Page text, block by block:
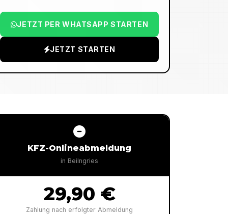
JETZT PER WHATSAPP STARTEN
JETZT STARTEN
KFZ-Onlineabmeldung
in Beilngries
29,90 €
Zahlung nach erfolgter Abmeldung